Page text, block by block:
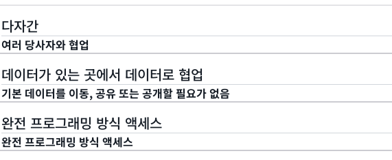
다자간
여러 당사자와 협업
협업 멤버는 자체 계정에 데이터를 보관합니다. 코드를 작성하지 않고도 사용자와 파
터에서 안전하게 인사이트를 생성할 수 있습니다. 클린 룸을 만들고, 협업할 회사를 초
를 선택할 수 있습니다.
데이터가 있는 곳에서 데이터로 협업
기본 데이터를 이동, 공유 또는 공개할 필요가 없음
쉽게 협업할 수 있습니다. AWS에 있는 데이터를 직접 허용하고
(추출, 전환,
Snowflake 및 AWS에 저장된 파트너의 데이터세트를 사용하여 협업을 시작할 수 있습
완전 프로그래밍 방식 액세스
완전 프로그래밍 방식 액세스